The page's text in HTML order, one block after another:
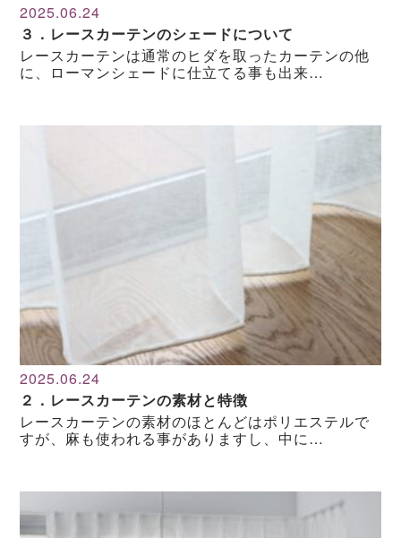
2025.06.24
３．レースカーテンのシェードについて
レースカーテンは通常のヒダを取ったカーテンの他
に、ローマンシェードに仕立てる事も出来…
2025.06.24
２．レースカーテンの素材と特徴
レースカーテンの素材のほとんどはポリエステルで
すが、麻も使われる事がありますし、中に…